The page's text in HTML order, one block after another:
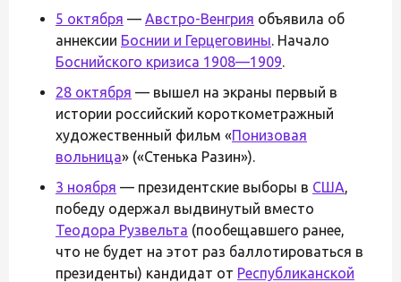
5 октября — Австро-Венгрия объявила об
аннексии Боснии и Герцеговины. Начало
Боснийского кризиса 1908—1909.
28 октября — вышел на экраны первый в
истории российский короткометражный
художественный фильм «Понизовая
вольница» («Стенька Разин»).
3 ноября — президентские выборы в США,
победу одержал выдвинутый вместо
Теодора Рузвельта (пообещавшего ранее,
что не будет на этот раз баллотироваться в
президенты) кандидат от Республиканской